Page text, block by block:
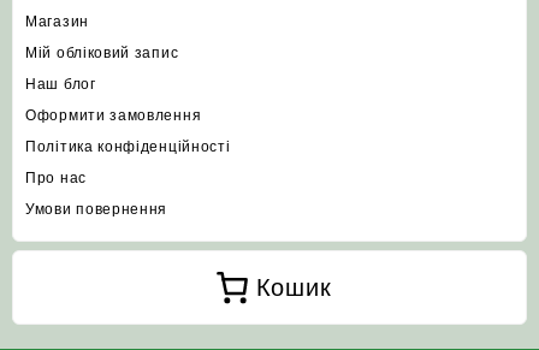
Магазин
Мій обліковий запис
Наш блог
Оформити замовлення
Політика конфіденційності
Про нас
Умови повернення
Кошик